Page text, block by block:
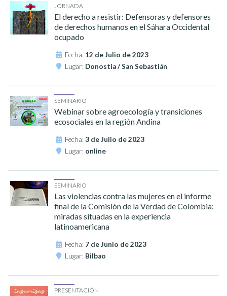
JORNADA
El derecho a resistir: Defensoras y defensores
de derechos humanos en el Sáhara Occidental
ocupado
Fecha: 12 de Julio de 2023
Lugar: Donostia / San Sebastián
SEMINARIO
Webinar sobre agroecología y transiciones
ecosociales en la región Andina
Fecha:3 de Julio de 2023
Lugar: online
SEMINARIO
Las violencias contra las mujeres en el informe
final de la Comisión de la Verdad de Colombia:
miradas situadas en la experiencia
latinoamericana
Fecha: 7 de Junio de 2023
Lugar: Bilbao
PRESENTACIÓN